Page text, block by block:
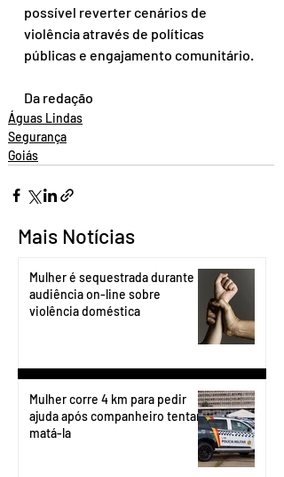
possível reverter cenários de
violência através de políticas
públicas e engajamento comunitário.
Da redação
Águas Lindas
Segurança
Goiás
Mais Notícias
Mulher é sequestrada durante
audiência on-line sobre
violência doméstica
Mulher corre 4 km para pedir
ajuda após companheiro tentar
matá-la